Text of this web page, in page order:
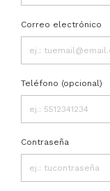
Correo electrónico
Teléfono (opcional)
Contraseña